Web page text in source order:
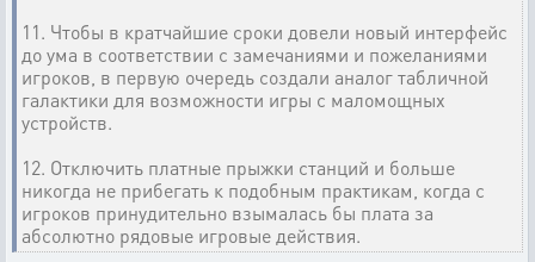
11. Чтобы в кратчайшие сроки довели новый интерфейс
до ума в соответствии с замечаниями и пожеланиями
игроков, в первую очередь создали аналог табличной
галактики для возможности игры с маломощных
устройств.
12. Отключить платные прыжки станций и больше
никогда не прибегать к подобным практикам, когда с
игроков принудительно взымалась бы плата за
абсолютно рядовые игровые действия.